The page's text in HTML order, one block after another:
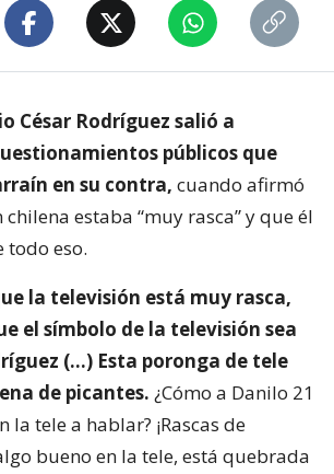
César Rodríguez salió a
públicos que
en su contra, cuando afirmó
estaba “muy rasca” y que él
todo eso.
la televisión está muy rasca,
el símbolo de la televisión sea
(…) Esta poronga de tele
de picantes. ¿Cómo a Danilo 21
la tele a hablar? ¡Rascas de
bueno en la tele, está quebrada